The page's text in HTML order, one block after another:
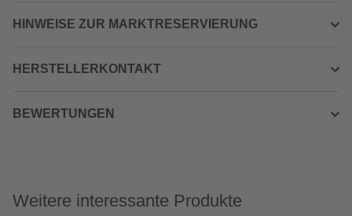
HINWEISE ZUR MARKTRESERVIERUNG
HERSTELLERKONTAKT
BEWERTUNGEN
Weitere interessante Produkte